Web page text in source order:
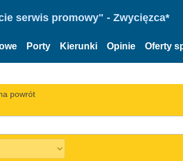
serwis promowy" - Zwycięzca*
Porty Kierunki Opinie Oferty
powrót